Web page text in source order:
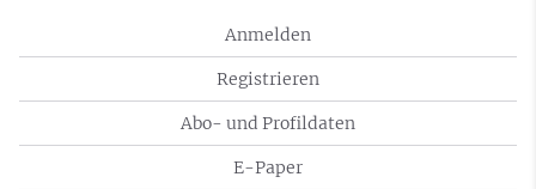
Anmelden
Registrieren
Abo- und Profildaten
E-Paper